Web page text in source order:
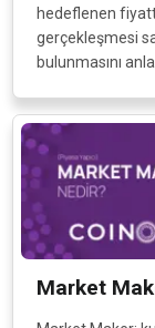
hedeflenen
gerçekleşmesi
bulunmasını
Market